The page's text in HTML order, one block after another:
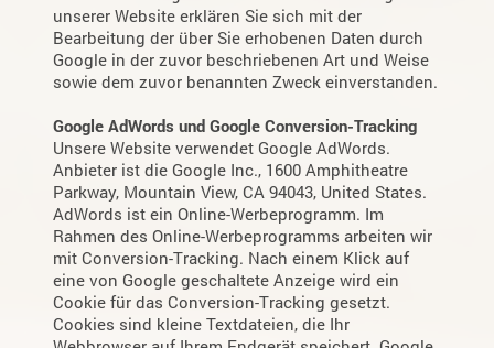
unserer Website erklären Sie sich mit der
Bearbeitung der über Sie erhobenen Daten durch
Google in der zuvor beschriebenen Art und Weise
sowie dem zuvor benannten Zweck einverstanden.
Google AdWords und Google Conversion-Tracking
Unsere Website verwendet Google AdWords.
Anbieter ist die Google Inc., 1600 Amphitheatre
Parkway, Mountain View, CA 94043, United States.
AdWords ist ein Online-Werbeprogramm. Im
Rahmen des Online-Werbeprogramms arbeiten wir
mit Conversion-Tracking. Nach einem Klick auf
eine von Google geschaltete Anzeige wird ein
Cookie für das Conversion-Tracking gesetzt.
Cookies sind kleine Textdateien, die Ihr